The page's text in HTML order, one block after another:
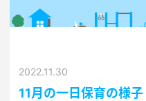
2022.11.30
11月の一日保育の様子